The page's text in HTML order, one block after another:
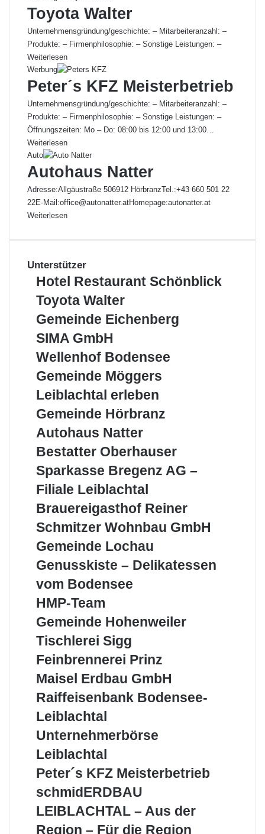
Toyota Walter
Unternehmensgründung/geschichte: – Mitarbeiteranzahl: –
Produkte: – Firmenphilosophie: – Sonstige Leistungen: –
Weiterlesen
Werbung
Peter´s KFZ Meisterbetrieb
Unternehmensgründung/geschichte: – Mitarbeiteranzahl: –
Produkte: – Firmenphilosophie: – Sonstige Leistungen: –
Öffnungszeiten: Mo – Do: 08:00 bis 12:00 und 13:00…
Weiterlesen
Auto
Autohaus Natter
Adresse:Allgäustraße 506912 HörbranzTel.:+43 660 501 22
22E-Mail:office@autonatter.atHomepage:autonatter.at
Weiterlesen
Unterstützer
Hotel
Schönblick
Hotel Restaurant Schönblick
Toyota
Walter
Toyota Walter
Gemeinde
Gemeinde Eichenberg
SIMA
SIMA GmbH
Wellenhof
Wellenhof Bodensee
Gemeinde
Gemeinde Möggers
Leiblachtal
Leiblachtal erleben
Gemeinde
Gemeinde Hörbranz
Autohaus
Autohaus Natter
Bestatter
Bestatter Oberhauser
Sparkasse
Bregenz
AG
–
Leiblachtal
Sparkasse Bregenz AG –
Filiale Leiblachtal
Brauereigasthof
Brauereigasthof Reiner
Schmitzer
GmbH
Schmitzer Wohnbau GmbH
Gemeinde
Gemeinde Lochau
Genusskiste
Delikatessen
vom
Genusskiste – Delikatessen
vom Bodensee
HMP-
HMP-Team
Gemeinde
Gemeinde Hohenweiler
Tischlerei
Tischlerei Sigg
Feinbrennerei
Feinbrennerei Prinz
Maisel
GmbH
Maisel Erdbau GmbH
Raiffeisenbank
Leiblachtal
Raiffeisenbank Bodensee-
Leiblachtal
Unternehmerbörse
Unternehmerbörse
Leiblachtal
Peter
KFZ
Meisterbetrieb
Peter´s KFZ Meisterbetrieb
schmidERDBAU
–
Aus
schmidERDBAU
LEIBLACHTAL – Aus der
Region – Für die Region